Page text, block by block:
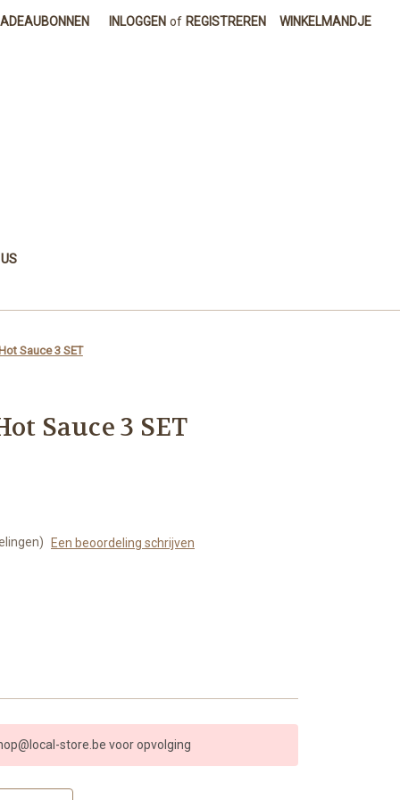
INLOGGEN of REGISTREREN WINKELMANDJE
Sauce 3 SET
Sauce 3 SET
Een beoordeling schrijven
store.be voor opvolging